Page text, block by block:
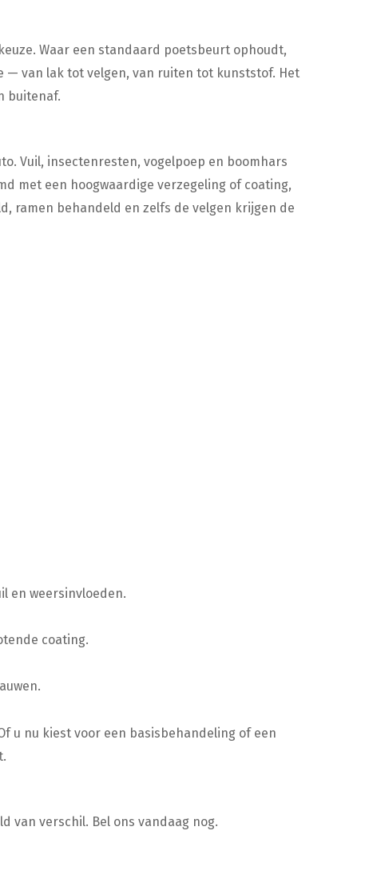
Waar een standaard poetsbeurt ophoudt,
— van lak tot velgen, van ruiten tot kunststof. Het
buitenaf.
Vuil, insectenresten, vogelpoep en boomhars
met een hoogwaardige verzegeling of coating,
ramen behandeld en zelfs de velgen krijgen de
en weersinvloeden.
coating.
u nu kiest voor een basisbehandeling of een
van verschil. Bel ons vandaag nog.